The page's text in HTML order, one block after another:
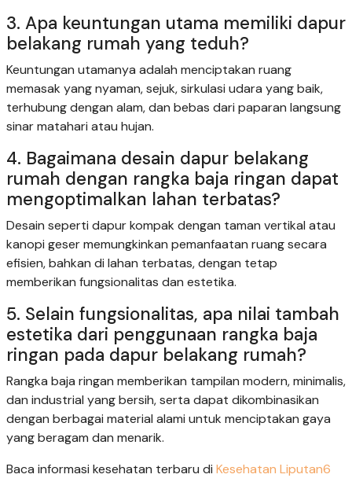
3. Apa keuntungan utama memiliki dapur
belakang rumah yang teduh?
Keuntungan utamanya adalah menciptakan ruang
memasak yang nyaman, sejuk, sirkulasi udara yang baik,
terhubung dengan alam, dan bebas dari paparan langsung
sinar matahari atau hujan.
4. Bagaimana desain dapur belakang
rumah dengan rangka baja ringan dapat
mengoptimalkan lahan terbatas?
Desain seperti dapur kompak dengan taman vertikal atau
kanopi geser memungkinkan pemanfaatan ruang secara
efisien, bahkan di lahan terbatas, dengan tetap
memberikan fungsionalitas dan estetika.
5. Selain fungsionalitas, apa nilai tambah
estetika dari penggunaan rangka baja
ringan pada dapur belakang rumah?
Rangka baja ringan memberikan tampilan modern, minimalis,
dan industrial yang bersih, serta dapat dikombinasikan
dengan berbagai material alami untuk menciptakan gaya
yang beragam dan menarik.
Baca informasi kesehatan terbaru di Kesehatan Liputan6